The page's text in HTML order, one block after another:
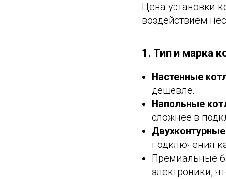
Цена установки
воздействием
1. Тип и марка
Настенные
дешевле.
Напольные
сложнее в
подключения
Премиальные
электроники,